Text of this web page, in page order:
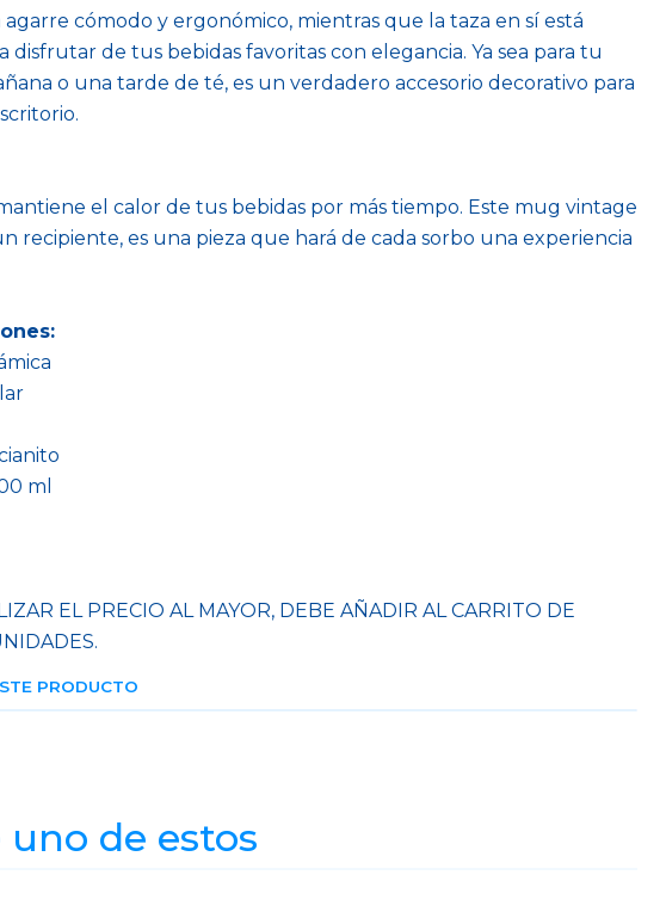
cómodo y ergonómico, mientras que la taza en sí está
disfrutar de tus bebidas favoritas con elegancia. Ya sea para tu
o una tarde de té, es un verdadero accesorio decorativo para
el calor de tus bebidas por más tiempo. Este mug vintage
recipiente, es una pieza que hará de cada sorbo una experiencia
ml
EL PRECIO AL MAYOR, DEBE AÑADIR AL CARRITO DE
PRODUCTO
de estos